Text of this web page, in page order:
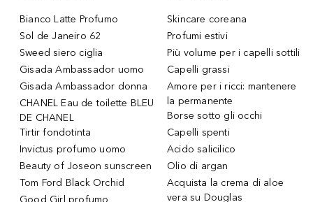
Bianco Latte Profumo
Sol de Janeiro 62
Sweed siero ciglia
Gisada Ambassador uomo
Gisada Ambassador donna
CHANEL Eau de toilette BLEU
DE CHANEL
Tirtir fondotinta
Invictus profumo uomo
Beauty of Joseon sunscreen
Tom Ford Black Orchid
Good Girl profumo
Skincare coreana
Profumi estivi
Più volume per i capelli sottili
Capelli grassi
Amore per i ricci: mantenere
la permanente
Borse sotto gli occhi
Capelli spenti
Acido salicilico
Olio di argan
Acquista la crema di aloe
vera su Douglas